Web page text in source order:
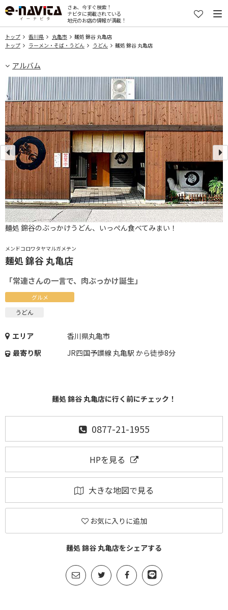
さぁ、今すぐ検索！
ナビタに掲載されている
地元のお店の情報が満載！
トップ 香川県 丸亀市
麺処 錦谷 丸亀店
トップ
ラーメン・そば・うどん うどん 麺処 錦谷 丸亀店
アルバム
メンドコロワタヤマルガメテン
麺処 錦谷 丸亀店
「常連さんの一言で、肉ぶっかけ誕生」
グルメ
うどん
エリア
香川県丸亀市
最寄り駅
JR四国予讃線 丸亀駅 から徒歩8分
麺処 錦谷 丸亀店に行く前にチェック！
0877-21-1955
HPを見る
大きな地図で見る
お気に入りに追加
麺処 錦谷 丸亀店をシェアする
麺処 錦谷のぶっかけうどん、いっぺん食べてみまい！